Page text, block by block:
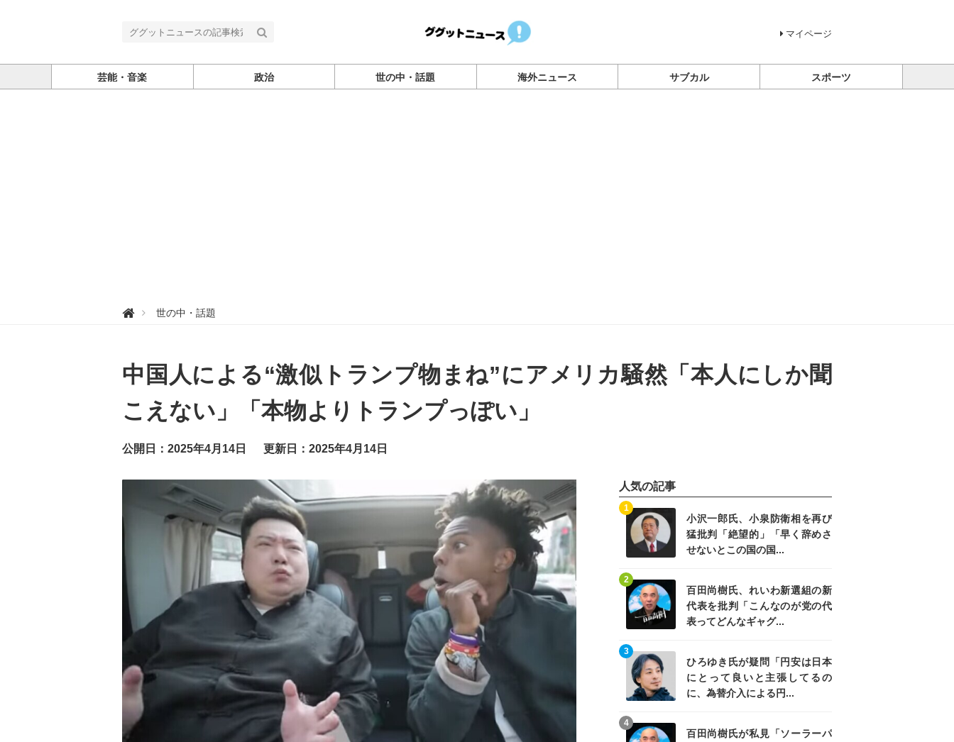
マイページ
芸能・音楽 政治 世の中・話題 海外ニュース サブカル スポーツ
グ
ュ
ー
ス
世の中・話題
中国人による“激似トランプ物まね”にアメリカ騒然「本人にしか聞
こえない」「本物よりトランプっぽい」
公開日：2025年4月14日 更新日：2025年4月14日
人気の記事
小沢一郎氏、小泉防衛相を再び
猛批判「絶望的」「早く辞めさ
せないとこの国の国...
1
記事を読む
百田尚樹氏、れいわ新選組の新
代表を批判「こんなのが党の代
表ってどんなギャグ...
2
記事を読む
ひろゆき氏が疑問「円安は日本
にとって良いと主張してるの
に、為替介入による円...
3
百田尚樹氏が私見「ソーラーパ
4